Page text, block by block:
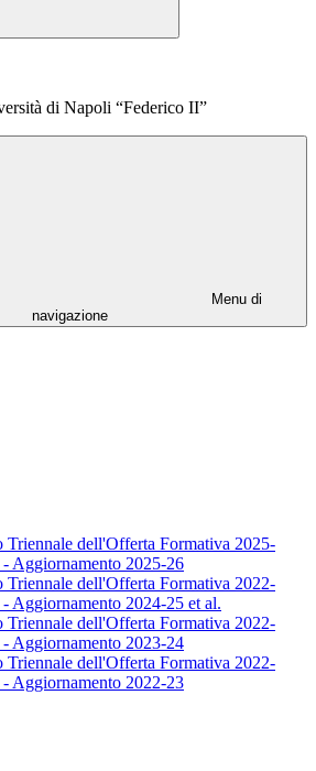
di Napoli “Federico II”
Menu di
navigazione
Triennale dell'Offerta Formativa 2025-
- Aggiornamento 2025-26
Triennale dell'Offerta Formativa 2022-
- Aggiornamento 2024-25 et al.
Triennale dell'Offerta Formativa 2022-
- Aggiornamento 2023-24
Triennale dell'Offerta Formativa 2022-
- Aggiornamento 2022-23